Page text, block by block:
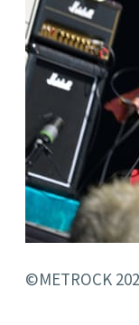
©️METROCK